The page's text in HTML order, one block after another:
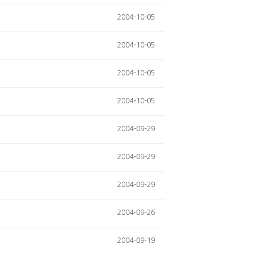
2004-10-05
2004-10-05
2004-10-05
2004-10-05
2004-09-29
2004-09-29
2004-09-29
2004-09-26
2004-09-19